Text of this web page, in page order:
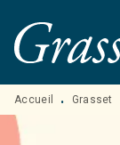
MENU
PIED DE PAGE
Accueil • Grasset